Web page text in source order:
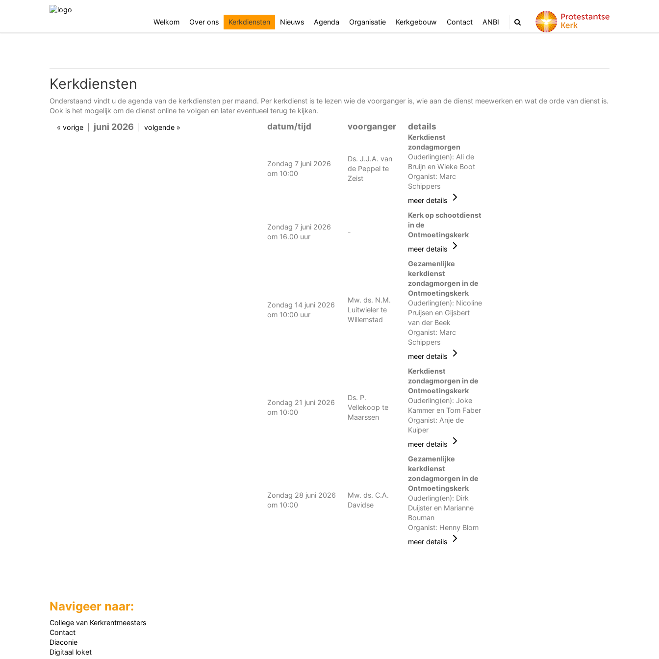
Welkom Over ons Kerkdiensten Nieuws Agenda Organisatie Kerkgebouw Contact ANBI
Kerkdiensten
Onderstaand vindt u de agenda van de kerkdiensten per maand. Per kerkdienst is te lezen wie de voorganger is, wie aan de dienst meewerken en wat de orde van dienst is.
Ook is het mogelijk om de dienst online te volgen en later eventueel terug te kijken.
« vorige
juni 2026 volgende » datum/tijd voorganger details
Zondag 7 juni 2026
om 10:00
Ds. J.J.A. van
de Peppel te
Zeist
Kerkdienst
zondagmorgen
Ouderling(en): Ali de
Bruijn en Wieke Boot
Organist: Marc
Schippers
meer details
Zondag 7 juni 2026
om 16.00 uur
-
Kerk op schootdienst
in de
Ontmoetingskerk
meer details
Zondag 14 juni 2026
om 10:00 uur
Mw. ds. N.M.
Luitwieler te
Willemstad
Gezamenlijke
kerkdienst
zondagmorgen in de
Ontmoetingskerk
Ouderling(en): Nicoline
Pruijsen en Gijsbert
van der Beek
Organist: Marc
Schippers
meer details
Zondag 21 juni 2026
om 10:00
Ds. P.
Vellekoop te
Maarssen
Kerkdienst
zondagmorgen in de
Ontmoetingskerk
Ouderling(en): Joke
Kammer en Tom Faber
Organist: Anje de
Kuiper
meer details
Zondag 28 juni 2026
om 10:00
Mw. ds. C.A.
Davidse
Gezamenlijke
kerkdienst
zondagmorgen in de
Ontmoetingskerk
Ouderling(en): Dirk
Duijster en Marianne
Bouman
Organist: Henny Blom
meer details
Navigeer naar:
College van Kerkrentmeesters
Contact
Diaconie
Digitaal loket